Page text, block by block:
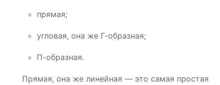
прямая;
угловая, она же Г-образная;
П-образная.
Прямая, она же линейная — это самая простая